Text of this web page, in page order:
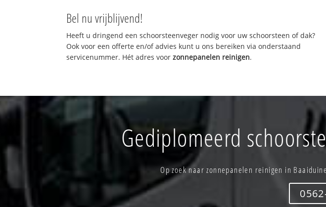
Bel nu vrijblijvend!
Heeft u dringend een schoorsteenveger nodig voor uw schoorsteen of dak?
Ook voor een offerte en/of advies kunt u ons bereiken via onderstaand
servicenummer. Hét adres voorzonnepanelen reinigen.
Gediplomeerd
Op zoek naar zonnepanelen reinigen in